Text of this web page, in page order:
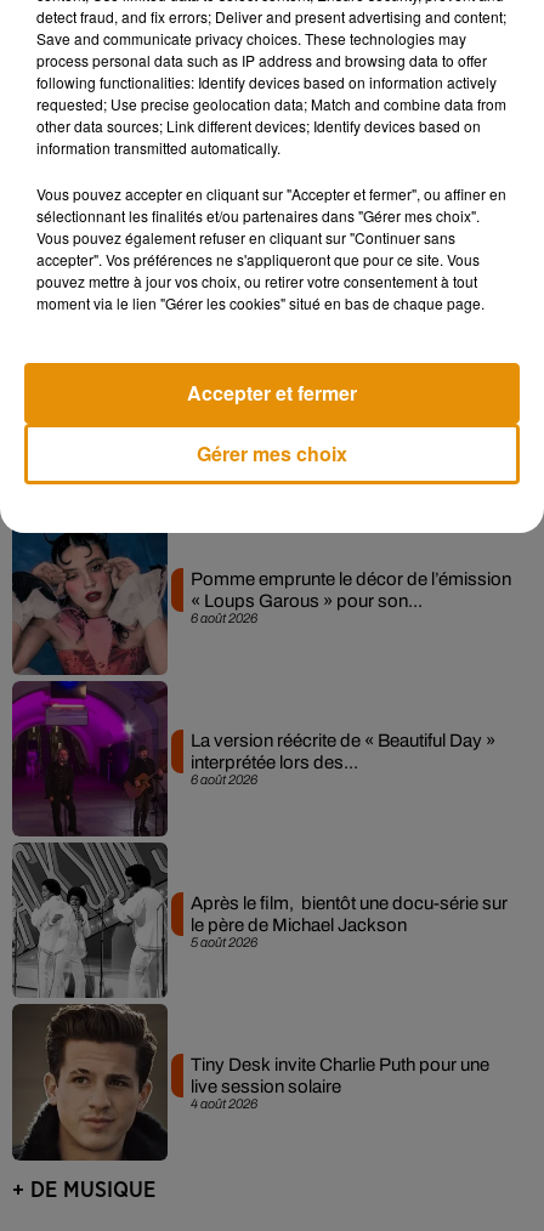
réutilise, et les intègre à son site Internet. Ce qui permet au
public de se projeter »pour un éventuel voyage en bateau.
7 août 2026
Madonna sort enfin le remix de « Love
Sensation » avec Kylie Minogue
7 août 2026
6 août 2026
Pomme emprunte le décor de l’émission
« Loups Garous » pour son...
6 août 2026
La version réécrite de « Beautiful Day »
interprétée lors des...
5 août 2026
Après le film, bientôt une docu-série sur
le père de Michael Jackson
4 août 2026
Tiny Desk invite Charlie Puth pour une
live session solaire
+ DE MUSIQUE
detect fraud, and fix errors; Deliver and present advertising and content;
Save and communicate privacy choices. These technologies may
process personal data such as IP address and browsing data to offer
following functionalities: Identify devices based on information actively
requested; Use precise geolocation data; Match and combine data from
other data sources; Link different devices; Identify devices based on
information transmitted automatically.
Vous pouvez accepter en cliquant sur "Accepter et fermer", ou affiner en
sélectionnant les finalités et/ou partenaires dans "Gérer mes choix".
Vous pouvez également refuser en cliquant sur "Continuer sans
accepter". Vos préférences ne s'appliqueront que pour ce site. Vous
pouvez mettre à jour vos choix, ou retirer votre consentement à tout
moment via le lien "Gérer les cookies" situé en bas de chaque page.
Gérer mes choix
Accepter et fermer